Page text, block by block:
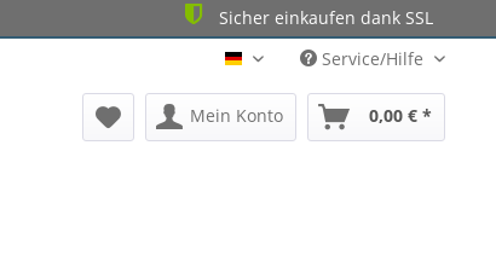
Sicher einkaufen dank SSL
DE Service/Hilfe
Mein Konto 0,00 € *